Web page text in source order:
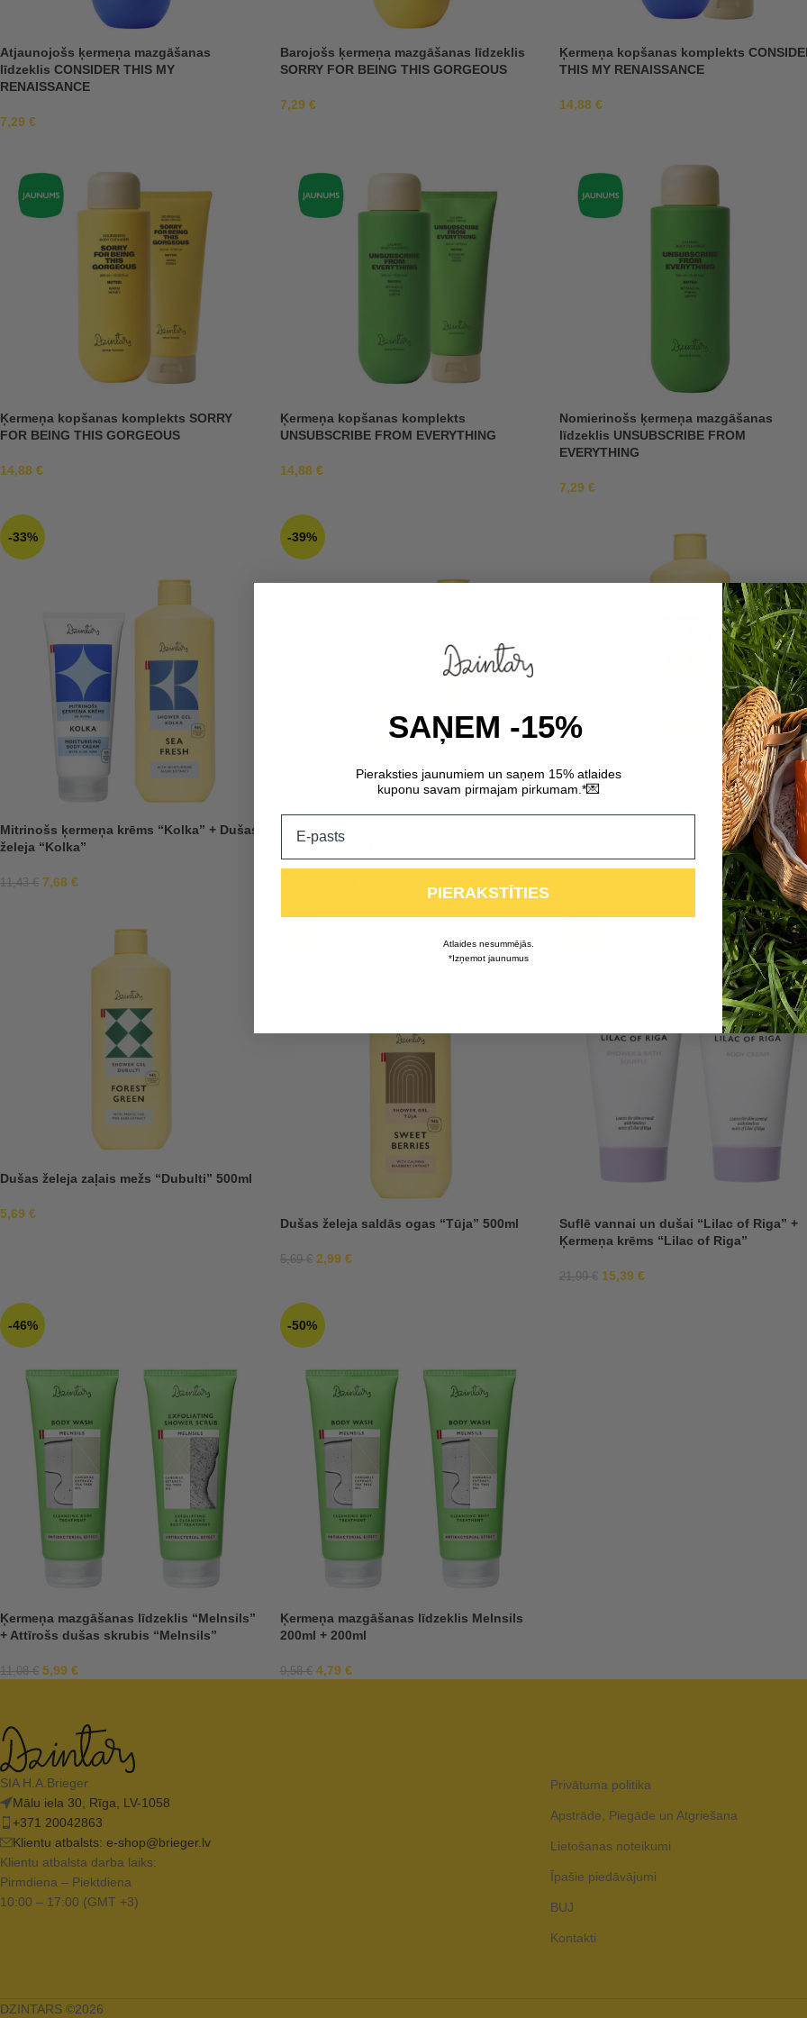
Atjaunojošs ķermeņa mazgāšanas
līdzeklis CONSIDER THIS MY
RENAISSANCE
7,29 €
Barojošs ķermeņa mazgāšanas līdzeklis
SORRY FOR BEING THIS GORGEOUS
7,29 €
Ķermeņa kopšanas komplekts
THIS MY RENAISSANCE
14,88 €
Ķermeņa kopšanas komplekts SORRY
FOR BEING THIS GORGEOUS
14,88 €
Ķermeņa kopšanas komplekts
UNSUBSCRIBE FROM EVERYTHING
14,88 €
Nomierinošs ķermeņa mazgāšanas
līdzeklis UNSUBSCRIBE FROM
EVERYTHING
7,29 €
-33%
Mitrinošs ķermeņa krēms “Kolka” + Dušas
želeja “Kolka”
11,43€ 7,68 €
-39%
Ķermeņa krēms jutīgai ādai “Tūja” +
Dušas želeja “Tūja”
Dušas želeja ziedu buķete “Dzintari”
Dušas želeja zaļais mežs “Dubulti” 500ml
5,69 €
Dušas želeja saldās ogas “Tūja” 500ml
5,69€ 2,99 €
Suflē vannai un dušai “Lilac of Riga” +
Ķermeņa krēms “Lilac of Riga”
21,99€ 15,39 €
-46%
Ķermeņa mazgāšanas līdzeklis “Melnsils”
+ Attīrošs dušas skrubis “Melnsils”
11,08€ 5,99 €
-50%
Ķermeņa mazgāšanas līdzeklis Melnsils
200ml + 200ml
9,58€ 4,79 €
SIA H.A.Brieger
Mālu iela 30, Rīga, LV-1058
+371 20042863
Klientu atbalsts: e-shop@brieger.lv
Klientu atbalsta darba laiks:
Pirmdiena – Piektdiena
10:00 – 17:00 (GMT +3)
Privātuma politika
Apstrāde, Piegāde un Atgriešana
Lietošanas noteikumi
Īpašie piedāvājumi
BUJ
Kontakti
DZINTARS ©2026
SAŅEM -15%
Pieraksties jaunumiem un saņem 15% atlaides
kuponu savam pirmajam pirkumam.*💌
PIERAKSTĪTIES
Atlaides nesummējās.
*Izņemot jaunumus